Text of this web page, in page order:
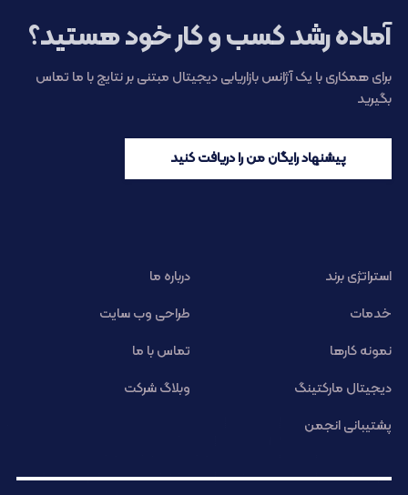
آماده رشد کسب و کار خود هستید؟
برای همکاری با یک آژانس بازاریابی دیجیتال مبتنی بر نتایج با ما تماس
بگیرید
پیشنهاد رایگان من را دریافت کنید
استراتژی برند
درباره ما
خدمات
طراحی وب سایت
نمونه کارها
تماس با ما
دیجیتال مارکتینگ
وبلاگ شرکت
پشتیبانی انجمن